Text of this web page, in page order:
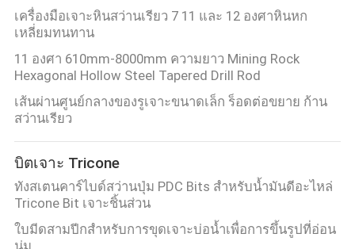
เครื่องมือเจาะหินสว่านเรียว 7 11 และ 12 องศาหินหก
เหลี่ยมทนทาน
11 องศา 610mm-8000mm ความยาว Mining Rock
Hexagonal Hollow Steel Tapered Drill Rod
เส้นผ่านศูนย์กลางของรูเจาะขนาดเล็ก ร็อดต่อขยาย ก้าน
สว่านเรียว
บิตเจาะ Tricone
ทังสเตนคาร์ไบด์สว่านปุ่ม PDC Bits สำหรับน้ำมันดีอะไหล่
Tricone Bit เจาะชิ้นส่วน
ใบมีดสามปีกสำหรับการขุดเจาะบ่อน้ำเพื่อการขึ้นรูปที่อ่อน